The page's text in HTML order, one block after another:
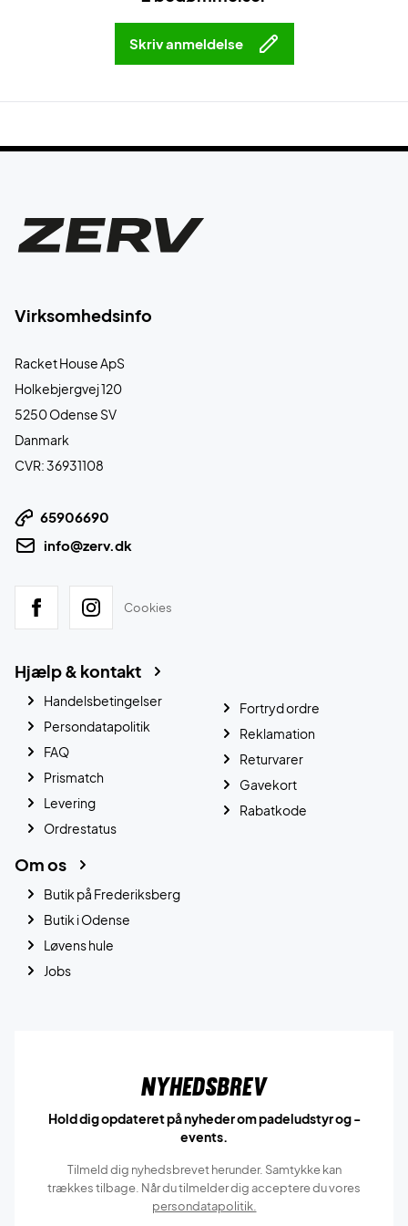
Skriv anmeldelse
Virksomhedsinfo
Racket House ApS
Holkebjergvej 120
5250 Odense SV
Danmark
CVR: 36931108
65906690
info@zerv.dk
Cookies
Hjælp & kontakt
Handelsbetingelser
Persondatapolitik
FAQ
Prismatch
Levering
Ordrestatus
Fortryd ordre
Reklamation
Returvarer
Gavekort
Rabatkode
Om os
Butik på Frederiksberg
Butik i Odense
Løvens hule
Jobs
Nyhedsbrev
Hold dig opdateret på nyheder om padeludstyr og -
events.
Tilmeld dig nyhedsbrevet herunder. Samtykke kan
trækkes tilbage. Når du tilmelder dig acceptere du vores
persondatapolitik.